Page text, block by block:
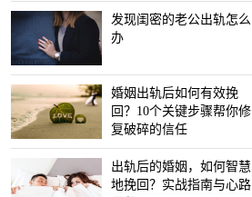
发现闺密的老公出轨怎么
办
婚姻出轨后如何有效挽
回？10个关键步骤帮你修
复破碎的信任
出轨后的婚姻，如何智慧
地挽回？实战指南与心路